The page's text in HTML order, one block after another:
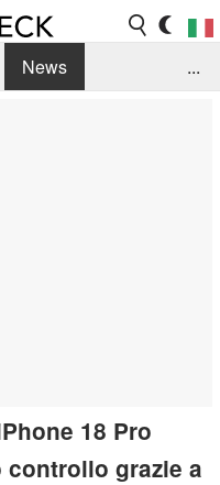
News
...
18 Pro
controllo grazie a